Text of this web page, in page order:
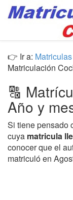
👉 Ir a:
Matriculación
🔠
Año y
Si tiene pensado
cuya matricula
conocer que el
matriculó en